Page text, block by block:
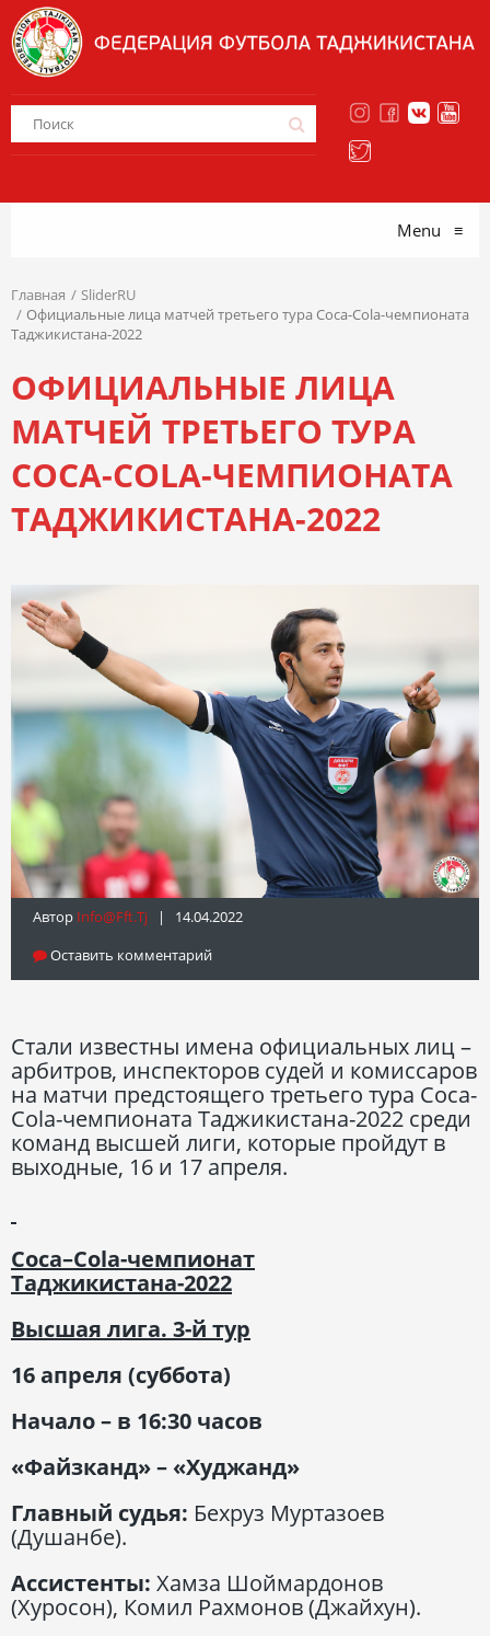
Menu ≡
Главная
SliderRU
Официальные лица матчей третьего тура Coca-Cola-чемпионата
Таджикистана-2022
ОФИЦИАЛЬНЫЕ ЛИЦА
МАТЧЕЙ ТРЕТЬЕГО ТУРА
COCA-COLA-ЧЕМПИОНАТА
ТАДЖИКИСТАНА-2022
Автор Info@fft.tj | 14.04.2022
Оставить комментарий
Стали известны имена официальных лиц –
арбитров, инспекторов судей и комиссаров
на матчи предстоящего третьего тура Coca-
Cola-чемпионата Таджикистана-2022 среди
команд высшей лиги, которые пройдут в
выходные, 16 и 17 апреля.
Coca–Cola-чемпионат
Таджикистана-2022
Высшая лига. 3-й тур
16 апреля (суббота)
Начало – в 16:30 часов
«Файзканд» – «Худжанд»
Главный судья: Бехруз Муртазоев
(Душанбе).
Ассистенты: Хамза Шоймардонов
(Хуросон), Комил Рахмонов (Джайхун).